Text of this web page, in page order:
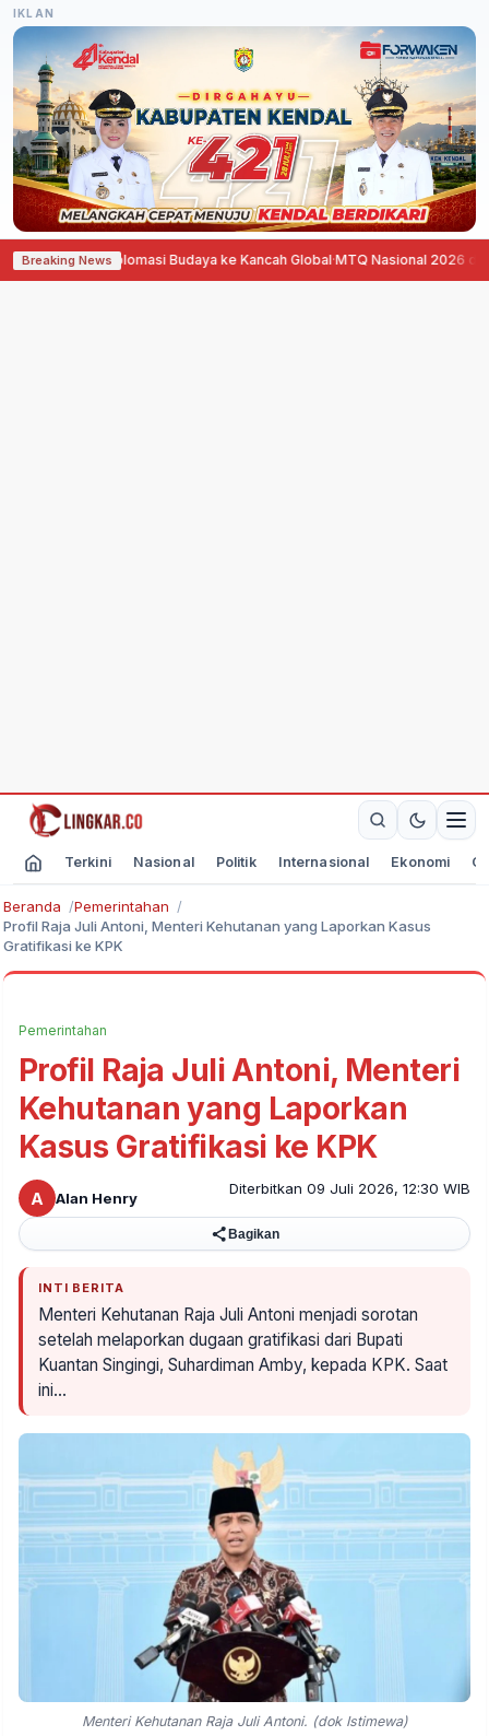
IKLAN
Breaking News
Diplomasi Budaya ke Kancah Global·MTQ Nasional 2026 di Jawa
Terkini Nasional Politik Internasional Ekonomi
Beranda
Pemerintahan
Profil Raja Juli Antoni, Menteri Kehutanan yang Laporkan Kasus
Gratifikasi ke KPK
Pemerintahan
Profil Raja Juli Antoni, Menteri
Kehutanan yang Laporkan
Kasus Gratifikasi ke KPK
A Alan Henry
Diterbitkan 09 Juli 2026, 12:30 WIB
Bagikan
INTI BERITA
Menteri Kehutanan Raja Juli Antoni menjadi sorotan
setelah melaporkan dugaan gratifikasi dari Bupati
Kuantan Singingi, Suhardiman Amby, kepada KPK. Saat
ini…
Menteri Kehutanan Raja Juli Antoni. (dok Istimewa)